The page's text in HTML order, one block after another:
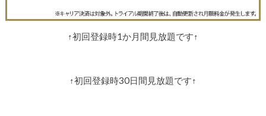
↑初回登録時1か月間見放題です↑
↑初回登録時30日間見放題です↑